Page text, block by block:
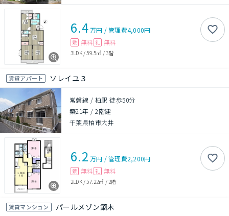
6.4万円 /管理費4,000円
敷 無料 礼 無料
3LDK/59.5㎡ /3階
賃貸アパート ソレイユ３
常磐線 / 柏駅 徒歩50分
築21年 /2階建
千葉県柏市大井
6.2 万円 /管理費2,200円
敷 無料 礼 無料
2LDK/57.22㎡ / 2階
賃貸マンション パールメゾン鏑木